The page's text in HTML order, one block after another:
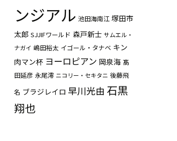
ンジアル 池田海南江 塚田市
太郎 SJJIFワールド 森戸新士 サムエル・
ナガイ 嶋田裕太 イゴール・タナベ キン
肉マン杯 ヨーロピアン 岡泉海 髙
田延彦 永尾澪 ニコリー・セキタニ 後藤飛
名 ブラジレイロ 早川光由 石黒
翔也